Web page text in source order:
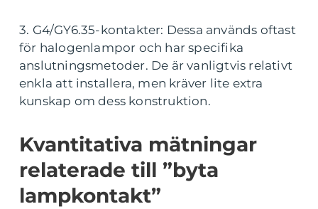
3. G4/GY6.35-kontakter: Dessa används oftast
för halogenlampor och har specifika
anslutningsmetoder. De är vanligtvis relativt
enkla att installera, men kräver lite extra
kunskap om dess konstruktion.
Kvantitativa mätningar
relaterade till ”byta
lampkontakt”